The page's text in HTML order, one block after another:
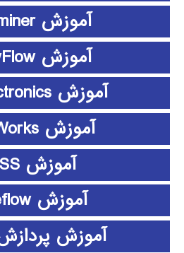
آموزش rapidminer
آموزش ShowFlow
آموزش SimElectronics
آموزش SolidWorks
آموزش SPSS
آموزش stateflow
آموزش